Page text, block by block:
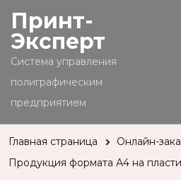
Принт-
Эксперт
Cистема управления
полиграфическим
предприятием
Главная страница
Онлайн-
Продукция формата А4 на